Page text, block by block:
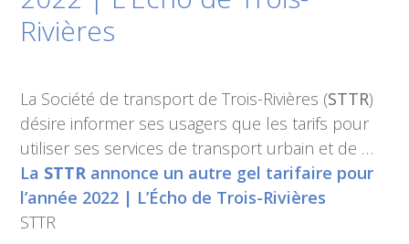
Rivières
La Société de transport de Trois-Rivières (STTR)
désire informer ses usagers que les tarifs pour
utiliser ses services de transport urbain et de …
La STTR annonce un autre gel tarifaire pour
l’année 2022 | L’Écho de Trois-Rivières
STTR